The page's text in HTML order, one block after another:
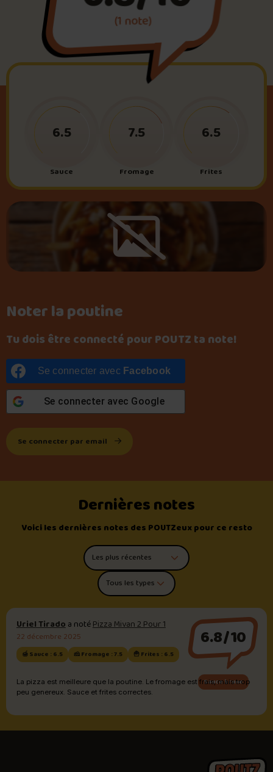
Foire aux questions
Me connecter
(1 note)
Noter la poutine
Tu dois être connecté pour POUTZ ta note!
Se connecter avec Facebook
Se connecter avec Google
Se connecter par email
Sauce
6.5
Fromage
7.5
Frites
6.5
Dernières notes
Voici les dernières notes des POUTZeux pour ce resto
Trier les commentaires
Filtrer par type de poutine
Uriel Tiradoa notéPizza Mivan 2 Pour 1
22 décembre 2025
🍯 Sauce : 6.5 🧀 Fromage : 7.5 🍟 Frites : 6.5
6.8/10
Sauce brune
La pizza est meilleure que la poutine. Le fromage est frais, mais trop
peu genereux. Sauce et frites correctes.